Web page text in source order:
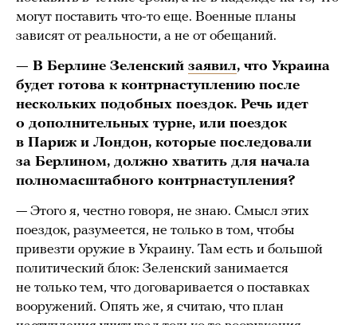
могут поставить что-то еще. Военные планы
зависят от реальности, а не от обещаний.
— В Берлине Зеленский заявил, что Украина
будет готова к контрнаступлению после
нескольких подобных поездок. Речь идет
о дополнительных турне, или поездок
в Париж и Лондон, которые последовали
за Берлином, должно хватить для начала
полномасштабного контрнаступления?
— Этого я, честно говоря, не знаю. Смысл этих
поездок, разумеется, не только в том, чтобы
привезти оружие в Украину. Там есть и большой
политический блок: Зеленский занимается
не только тем, что договаривается о поставках
вооружений. Опять же, я считаю, что план